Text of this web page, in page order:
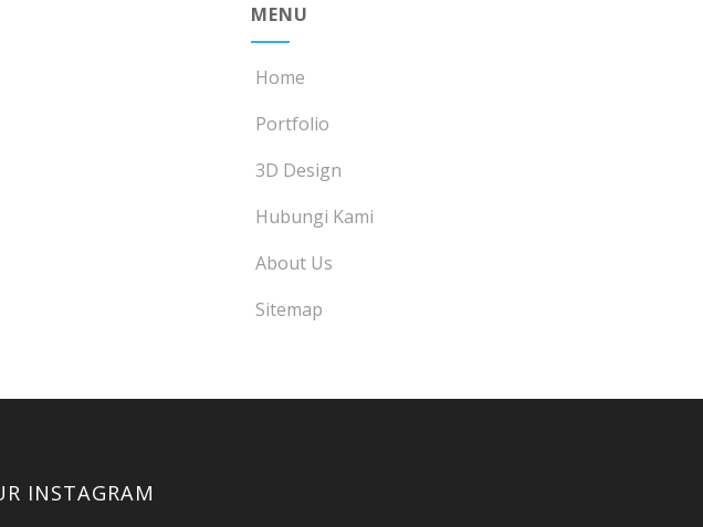
MENU
Home
Portfolio
3D Design
Hubungi Kami
About Us
Sitemap
INSTAGRAM